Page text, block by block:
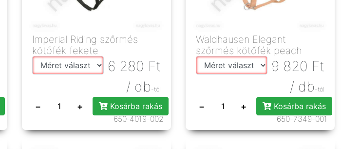
Imperial Riding szőrmés
kötőfék fekete
6 280 Ft
/ db -tól
− +
Kosárba rakás
650-4019-002
Waldhausen Elegant
szőrmés kötőfék peach
9 820 Ft
/ db -tól
− +
Kosárba rakás
650-7349-001